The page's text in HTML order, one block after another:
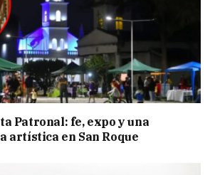
Patronal: fe, expo y una
artística en San Roque